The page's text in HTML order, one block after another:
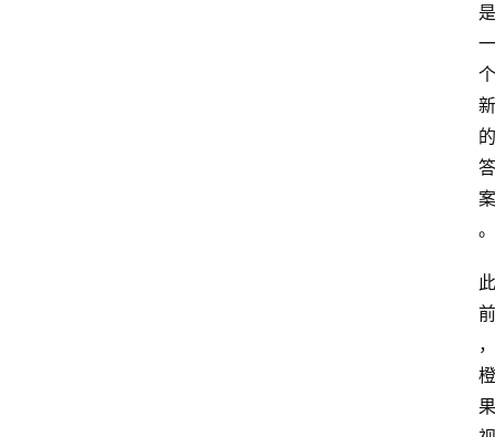
是
一
个
新
的
答
案
。
此
前
，
橙
果